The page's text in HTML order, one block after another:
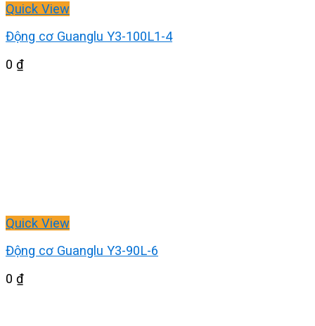
Quick View
Động cơ Guanglu Y3-100L1-4
0 ₫
Quick View
Động cơ Guanglu Y3-90L-6
0 ₫